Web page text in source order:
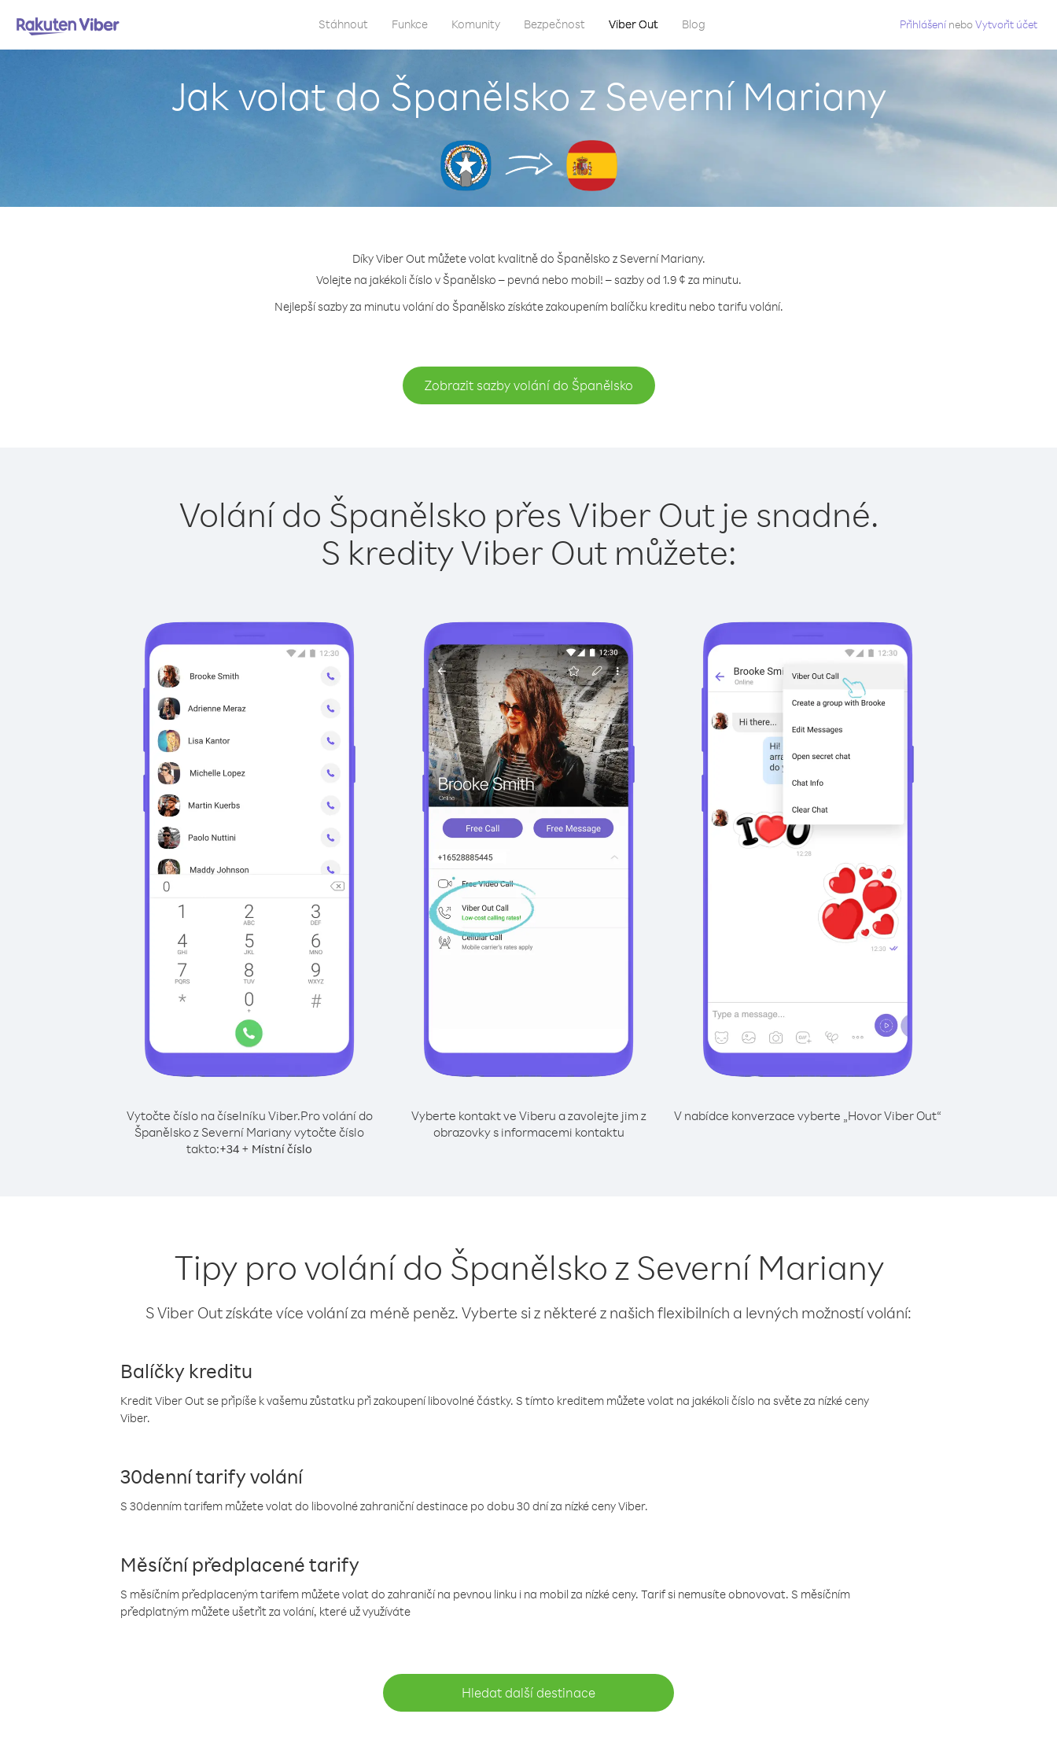
Stáhnout Funkce Komunity Bezpečnost Viber Out Blog Přihlášení neboVytvořit účet
Jak volat do Španělsko z Severní Mariany
Díky Viber Out můžete volat kvalitně do Španělsko z Severní Mariany.
Volejte na jakékoli číslo v Španělsko – pevná nebo mobil! – sazby od 1.9 ¢ za minutu.
Nejlepší sazby za minutu volání do Španělsko získáte zakoupením balíčku kreditu nebo tarifu volání.
Zobrazit sazby volání do Španělsko
Volání do Španělsko přes Viber Out je snadné.
S kredity Viber Out můžete:
Vytočte číslo na číselníku Viber.Pro volání do
Španělsko z Severní Mariany vytočte číslo
takto:+34 + Místní číslo
Vyberte kontakt ve Viberu a zavolejte jim z
obrazovky s informacemi kontaktu
V nabídce konverzace vyberte „Hovor Viber Out“
Tipy pro volání do Španělsko z Severní Mariany
S Viber Out získáte více volání za méně peněz. Vyberte si z některé z našich flexibilních a levných možností volání:
Balíčky kreditu
Kredit Viber Out se připíše k vašemu zůstatku při zakoupení libovolné částky. S tímto kreditem můžete volat na jakékoli číslo na světe za nízké ceny
Viber.
30denní tarify volání
S 30denním tarifem můžete volat do libovolné zahraniční destinace po dobu 30 dní za nízké ceny Viber.
Měsíční předplacené tarify
S měsíčním předplaceným tarifem můžete volat do zahraničí na pevnou linku i na mobil za nízké ceny. Tarif si nemusíte obnovovat. S měsíčním
předplatným můžete ušetřit za volání, které už využíváte
Hledat další destinace